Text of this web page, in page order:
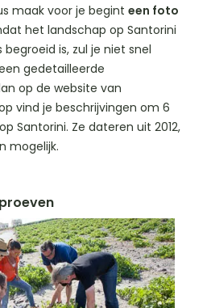
maak voor je begint een foto
het landschap op Santorini
is, zul je niet snel
gedetailleerde
op de website van
vind je beschrijvingen om 6
Santorini. Ze dateren uit 2012,
mogelijk.